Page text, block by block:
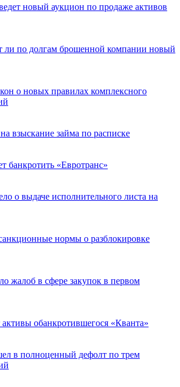
новый аукцион по продаже активов
ли по долгам брошенной компании новый
о новых правилах комплексного
взыскание займа по расписке
банкротить «Евротранс»
о выдаче исполнительного листа на
нормы о разблокировке
жалоб в сфере закупок в первом
обанкротившегося «Кванта»
в полноценный дефолт по трем